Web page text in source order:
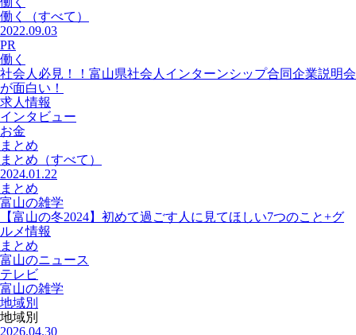
働く
（すべて）
2022.09.03
PR
働く
社会人必見！！富山県社会人インターンシップ合同企業説明会
が面白い！
求人情報
インタビュー
お金
まとめ
まとめ （すべて）
2024.01.22
まとめ
富山の雑学
【富山の冬2024】初めて過ごす人に見てほしい7つのこと+グ
ルメ情報
まとめ
富山のニュース
テレビ
富山の雑学
地域別
地域別
2026.04.30